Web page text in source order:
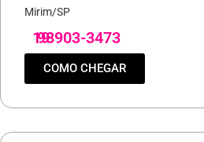
Mirim/SP
19
98903-3473
COMO CHEGAR